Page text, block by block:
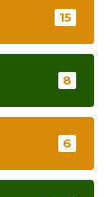
15
8
6